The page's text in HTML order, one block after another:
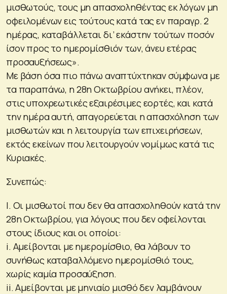
μισθωτούς, τους μη απασχοληθέντας εκ λόγων μη
οφειλομένων εις τούτους κατά τας εν παραγρ. 2
ημέρας, καταβάλλεται δι’ εκάστην τούτων ποσόν
ίσον προς το ημερομίσθιόν των, άνευ ετέρας
προσαυξήσεως».
Με βάση όσα πιο πάνω αναπτύχτηκαν σύμφωνα με
τα παραπάνω, η 28η Οκτωβρίου ανήκει, πλέον,
στις υποχρεωτικές εξαιρέσιμες εορτές, και κατά
την ημέρα αυτή, απαγορεύεται η απασχόληση των
μισθωτών και η λειτουργία των επιχειρήσεων,
εκτός εκείνων που λειτουργούν νομίμως κατά τις
Κυριακές.
Συνεπώς:
I. Οι μισθωτοί που δεν θα απασχοληθούν κατά την
28η Οκτωβρίου, για λόγους που δεν οφείλονται
στους ίδιους και οι οποίοι:
i. Αμείβονται με ημερομίσθιο, θα λάβουν το
συνήθως καταβαλλόμενο ημερομίσθιό τους,
χωρίς καμία προσαύξηση.
ii. Αμείβονται με μηνιαίο μισθό δεν λαμβάνουν